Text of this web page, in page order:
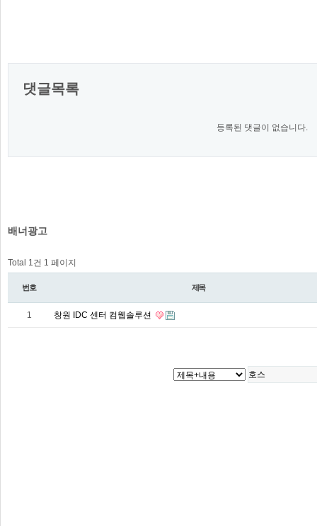
댓글목록
등록된 댓글이 없습니다.
배너광고
Total 1건 1 페이지
번호 제목
1 창원 IDC 센터 컴웹솔루션